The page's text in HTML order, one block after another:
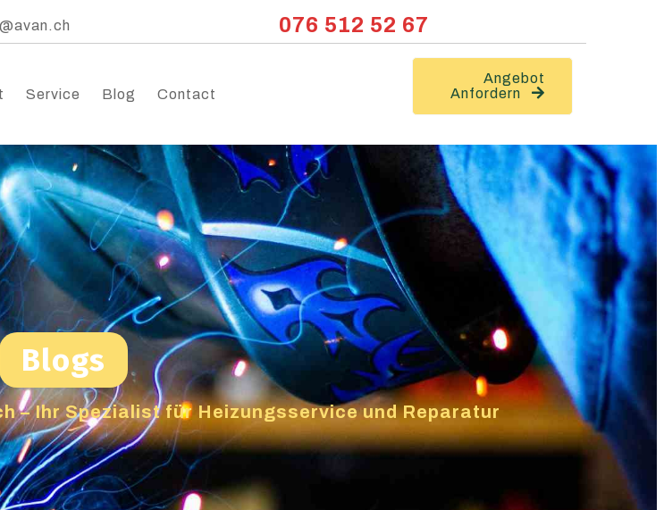
076 512 52 67
Service Blog Contact
Angebot
Anfordern
Blogs
– Ihr Spezialist für Heizungsservice und Reparatur